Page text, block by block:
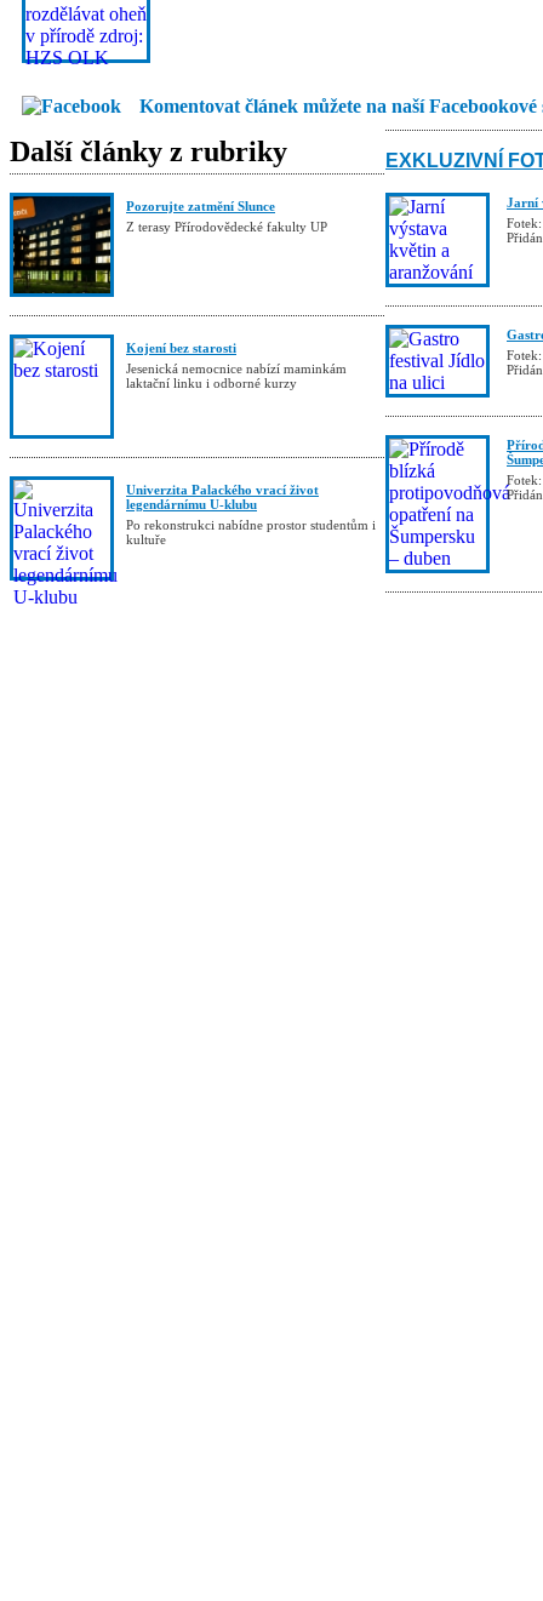
Komentovat článek můžete na naší Facebookové
Další články z rubriky
Pozorujte zatmění Slunce
Z terasy Přírodovědecké fakulty UP
Kojení bez starosti
Jesenická nemocnice nabízí maminkám
laktační linku i odborné kurzy
Univerzita Palackého vrací život
legendárnímu U-klubu
Po rekonstrukci nabídne prostor studentům i
kultuře
EXKLUZIVNÍ
Jarní